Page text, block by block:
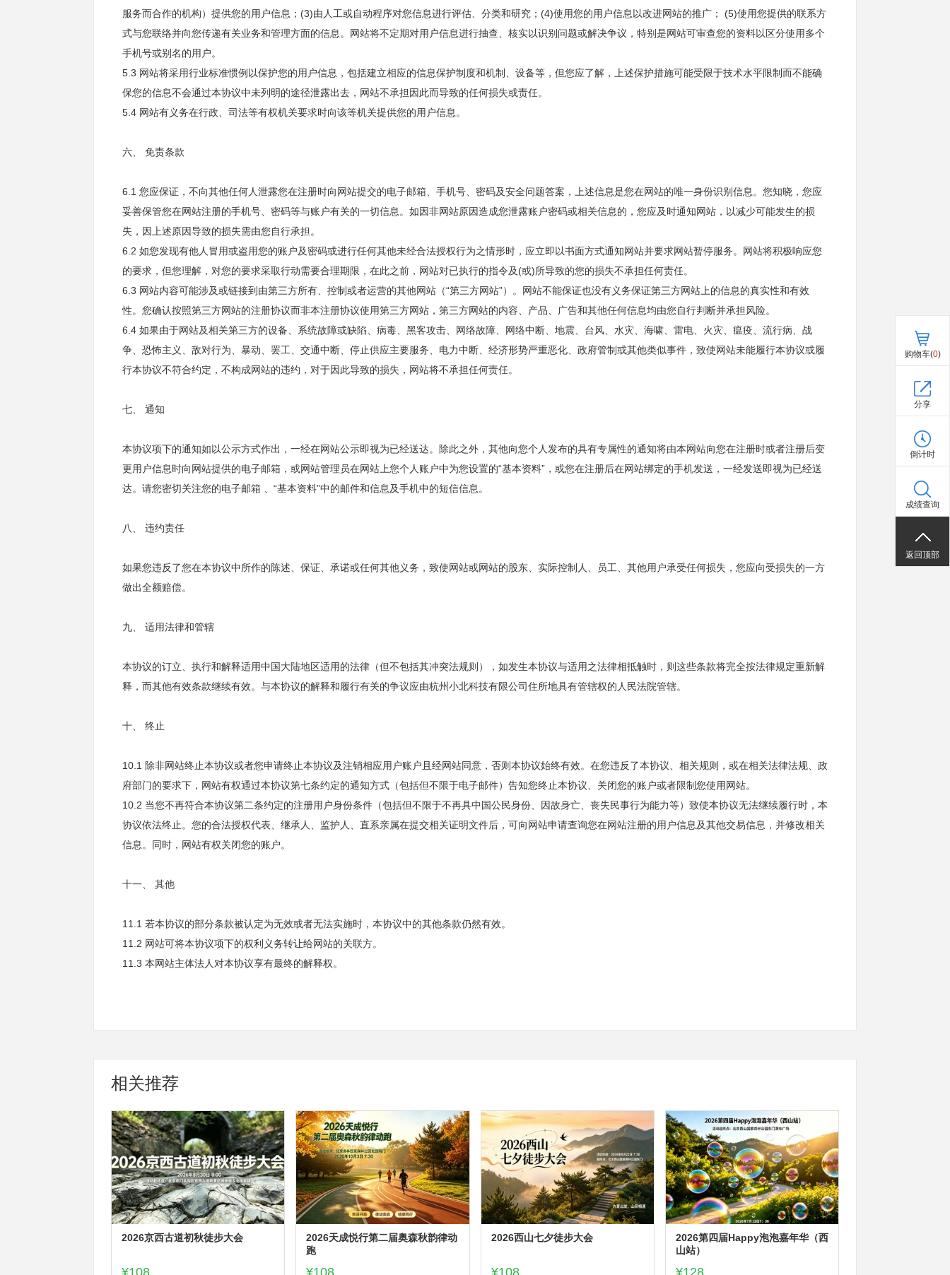
服务而合作的机构）提供您的用户信息；(3)由人工或自动程序对您信息进行评估、分类和研究；(4)使用您的用户信息以改进网站的推广； (5)使用您提供的联系方
式与您联络并向您传递有关业务和管理方面的信息。网站将不定期对用户信息进行抽查、核实以识别问题或解决争议，特别是网站可审查您的资料以区分使用多个
手机号或别名的用户。
5.3 网站将采用行业标准惯例以保护您的用户信息，包括建立相应的信息保护制度和机制、设备等，但您应了解，上述保护措施可能受限于技术水平限制而不能确
保您的信息不会通过本协议中未列明的途径泄露出去，网站不承担因此而导致的任何损失或责任。
5.4 网站有义务在行政、司法等有权机关要求时向该等机关提供您的用户信息。
六、 免责条款
6.1 您应保证，不向其他任何人泄露您在注册时向网站提交的电子邮箱、手机号、密码及安全问题答案，上述信息是您在网站的唯一身份识别信息。您知晓，您应
妥善保管您在网站注册的手机号、密码等与账户有关的一切信息。如因非网站原因造成您泄露账户密码或相关信息的，您应及时通知网站，以减少可能发生的损
失，因上述原因导致的损失需由您自行承担。
6.2 如您发现有他人冒用或盗用您的账户及密码或进行任何其他未经合法授权行为之情形时，应立即以书面方式通知网站并要求网站暂停服务。网站将积极响应您
的要求，但您理解，对您的要求采取行动需要合理期限，在此之前，网站对已执行的指令及(或)所导致的您的损失不承担任何责任。
6.3 网站内容可能涉及或链接到由第三方所有、控制或者运营的其他网站（“第三方网站”）。网站不能保证也没有义务保证第三方网站上的信息的真实性和有效
性。您确认按照第三方网站的注册协议而非本注册协议使用第三方网站，第三方网站的内容、产品、广告和其他任何信息均由您自行判断并承担风险。
6.4 如果由于网站及相关第三方的设备、系统故障或缺陷、病毒、黑客攻击、网络故障、网络中断、地震、台风、水灾、海啸、雷电、火灾、瘟疫、流行病、战
争、恐怖主义、敌对行为、暴动、罢工、交通中断、停止供应主要服务、电力中断、经济形势严重恶化、政府管制或其他类似事件，致使网站未能履行本协议或履
行本协议不符合约定，不构成网站的违约，对于因此导致的损失，网站将不承担任何责任。
七、 通知
本协议项下的通知如以公示方式作出，一经在网站公示即视为已经送达。除此之外，其他向您个人发布的具有专属性的通知将由本网站向您在注册时或者注册后变
更用户信息时向网站提供的电子邮箱，或网站管理员在网站上您个人账户中为您设置的“基本资料”，或您在注册后在网站绑定的手机发送，一经发送即视为已经送
达。请您密切关注您的电子邮箱 、“基本资料”中的邮件和信息及手机中的短信信息。
八、 违约责任
如果您违反了您在本协议中所作的陈述、保证、承诺或任何其他义务，致使网站或网站的股东、实际控制人、员工、其他用户承受任何损失，您应向受损失的一方
做出全额赔偿。
九、 适用法律和管辖
本协议的订立、执行和解释适用中国大陆地区适用的法律（但不包括其冲突法规则），如发生本协议与适用之法律相抵触时，则这些条款将完全按法律规定重新解
释，而其他有效条款继续有效。与本协议的解释和履行有关的争议应由杭州小北科技有限公司住所地具有管辖权的人民法院管辖。
十、 终止
10.1 除非网站终止本协议或者您申请终止本协议及注销相应用户账户且经网站同意，否则本协议始终有效。在您违反了本协议、相关规则，或在相关法律法规、政
府部门的要求下，网站有权通过本协议第七条约定的通知方式（包括但不限于电子邮件）告知您终止本协议、关闭您的账户或者限制您使用网站。
10.2 当您不再符合本协议第二条约定的注册用户身份条件（包括但不限于不再具中国公民身份、因故身亡、丧失民事行为能力等）致使本协议无法继续履行时，本
协议依法终止。您的合法授权代表、继承人、监护人、直系亲属在提交相关证明文件后，可向网站申请查询您在网站注册的用户信息及其他交易信息，并修改相关
信息。同时，网站有权关闭您的账户。
十一、 其他
11.1 若本协议的部分条款被认定为无效或者无法实施时，本协议中的其他条款仍然有效。
11.2 网站可将本协议项下的权利义务转让给网站的关联方。
11.3 本网站主体法人对本协议享有最终的解释权。
相关推荐
2026京西古道初秋徒步大会
¥108
2026天成悦行第二届奥森秋韵律动
跑
¥108
2026西山七夕徒步大会
¥108
2026第四届Happy泡泡嘉年华（西
山站）
¥128
购物车(0)
分享
倒计时
成绩查询
返回顶部